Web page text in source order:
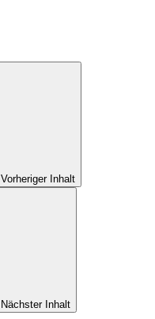
Vorheriger Inhalt
Nächster Inhalt